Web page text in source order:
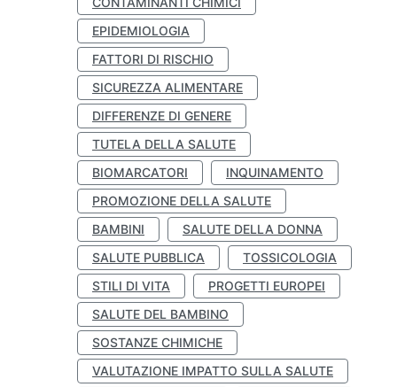
EPIDEMIOLOGIA
FATTORI DI RISCHIO
SICUREZZA ALIMENTARE
DIFFERENZE DI GENERE
TUTELA DELLA SALUTE
BIOMARCATORI
INQUINAMENTO
PROMOZIONE DELLA SALUTE
BAMBINI
SALUTE DELLA DONNA
SALUTE PUBBLICA
TOSSICOLOGIA
STILI DI VITA
PROGETTI EUROPEI
SALUTE DEL BAMBINO
SOSTANZE CHIMICHE
VALUTAZIONE IMPATTO SULLA SALUTE